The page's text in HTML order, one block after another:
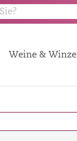
Weine &